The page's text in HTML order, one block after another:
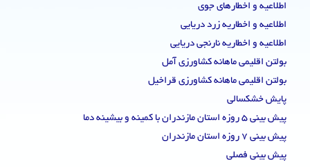
اطلاعیه و اخطارهای جوی
اطلاعیه و اخطاریه زرد دریایی
اطلاعیه و اخطاریه نارنجی دریایی
بولتن اقلیمی ماهانه کشاورزی آمل
بولتن اقلیمی ماهانه کشاورزی قراخیل
پایش خشکسالی
پیش بینی 5 روزه استان مازندران با کمینه و بیشینه دما
پیش بینی 7 روزه استان مازندران
پیش بینی فصلی